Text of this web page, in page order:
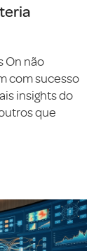
On não
com sucesso
insights do
que